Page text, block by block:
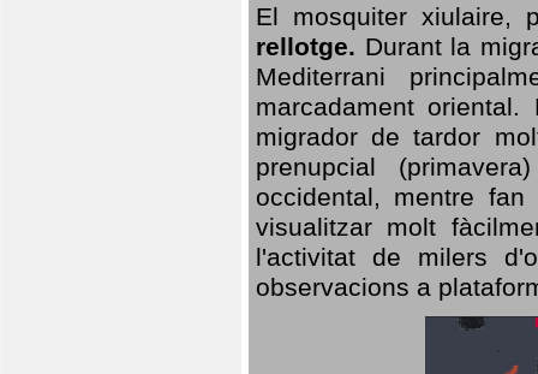
El mosquiter xiulaire,
rellotge. Durant la
Mediterrani
marcadament
migrador de tardor
prenupcial
occidental, mentre
visualitzar molt
l'activitat de milers
observacions a